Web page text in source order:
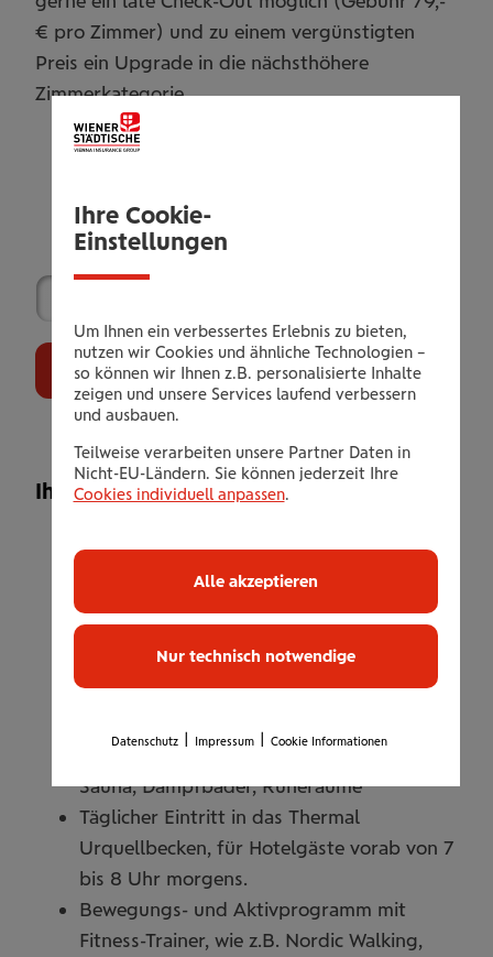
€ pro Zimmer) und zu einem vergünstigten
Preis ein Upgrade in die nächsthöhere
Zimmerkategorie.
Wählen Sie Ihr Leistungsangebot
Jetzt Buchen
Ihr Leistungsangebot
Doppelzimmer
Inklusive Gourmet-Halbpension und allen
weiteren Warmbaderhof
Inklusiveleistungen
Kostenlose Nutzung des Vibe Spa &
und Außenpool (ganzjährig beheizt),
Sauna, Dampfbäder, Ruheräume
Täglicher Eintritt in das Thermal
Urquellbecken, für Hotelgäste vorab von 7
bis 8 Uhr morgens.
Bewegungs- und Aktivprogramm mit
Fitness-Trainer, wie z.B. Nordic Walking,
Ihre Cookie-
Einstellungen
Um Ihnen ein verbessertes Erlebnis zu bieten,
nutzen wir Cookies und ähnliche Technologien –
so können wir Ihnen z.B. personalisierte Inhalte
zeigen und unsere Services laufend verbessern
und ausbauen.
Teilweise verarbeiten unsere Partner Daten in
Nicht-EU-Ländern. Sie können jederzeit Ihre
Cookies individuell anpassen.
Nur technisch notwendige
Alle akzeptieren
Datenschutz Impressum Cookie Informationen